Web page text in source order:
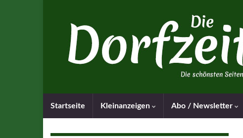
Startseite Kleinanzeigen Abo / Newsletter